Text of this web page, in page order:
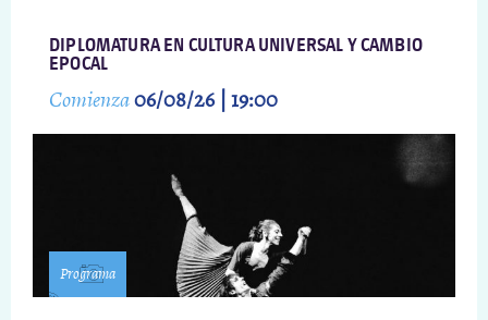
DIPLOMATURA EN CULTURA UNIVERSAL Y CAMBIO
EPOCAL
Comienza06/08/26 | 19:00
Programa